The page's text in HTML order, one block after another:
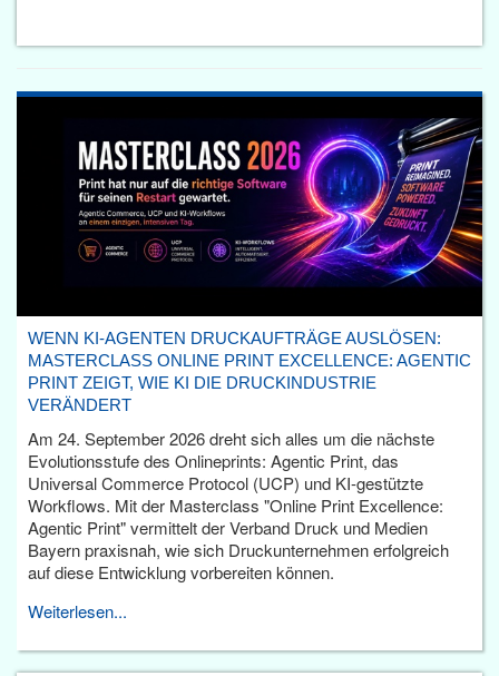
WENN KI-AGENTEN DRUCKAUFTRÄGE AUSLÖSEN:
MASTERCLASS ONLINE PRINT EXCELLENCE: AGENTIC
PRINT ZEIGT, WIE KI DIE DRUCKINDUSTRIE
VERÄNDERT
Am 24. September 2026 dreht sich alles um die nächste
Evolutionsstufe des Onlineprints: Agentic Print, das
Universal Commerce Protocol (UCP) und KI-gestützte
Workflows. Mit der Masterclass "Online Print Excellence:
Agentic Print" vermittelt der Verband Druck und Medien
Bayern praxisnah, wie sich Druckunternehmen erfolgreich
auf diese Entwicklung vorbereiten können.
Weiterlesen...